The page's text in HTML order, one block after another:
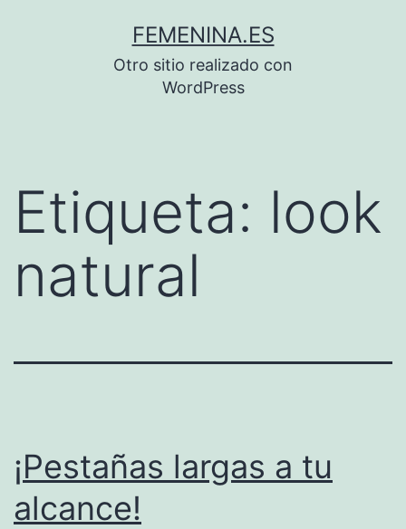
FEMENINA.ES
Otro sitio realizado con
WordPress
Etiqueta: look
natural
¡Pestañas largas a tu
alcance!